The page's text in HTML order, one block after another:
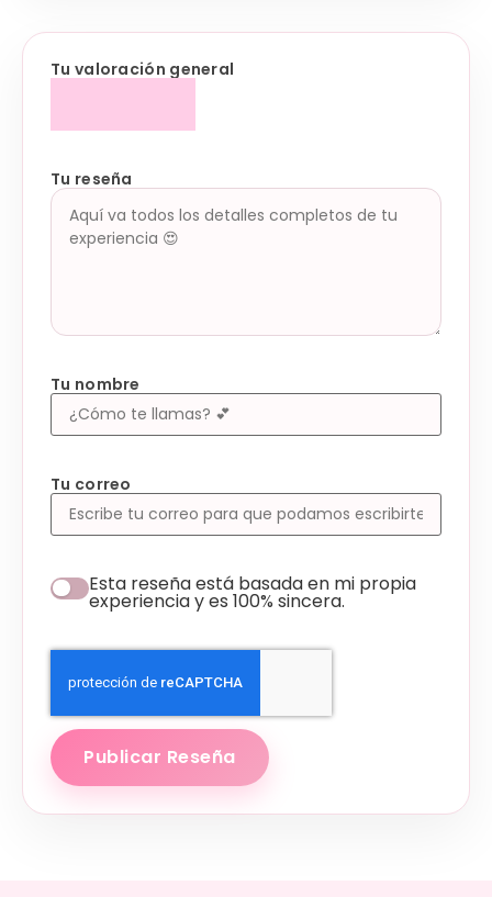
Tu valoración general
Tu reseña
Tu nombre
Tu correo
Esta reseña está basada en mi propia
experiencia y es 100% sincera.
Publicar Reseña